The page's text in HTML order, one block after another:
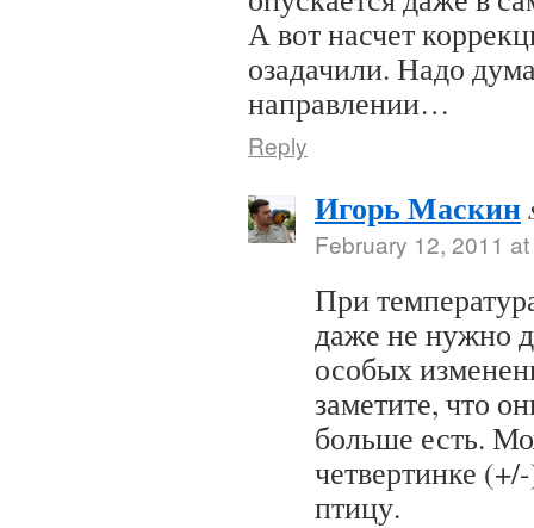
А вот насчет
озадачили. Надо
направлении…
Reply
Игорь Маскин
February 12, 2011
При
даже не нужно
особых
заметите, что
больше есть.
четвертинке
птицу.